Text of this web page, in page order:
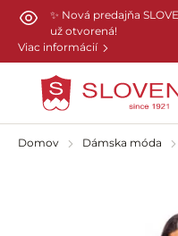
Preskočiť na hlavný
✨ Nová predajňa
už otvorená!
Viac informácií
Domov Dámska móda